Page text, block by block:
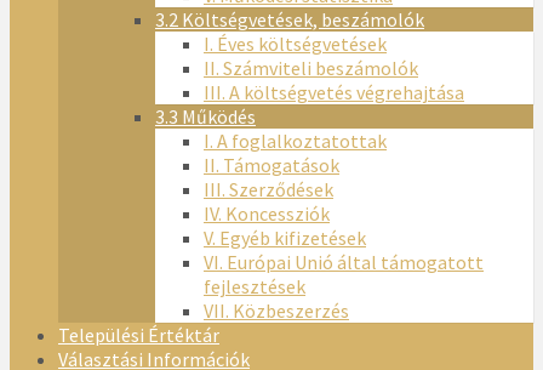
3.2 Költségvetések, beszámolók
I. Éves költségvetések
II. Számviteli beszámolók
III. A költségvetés végrehajtása
3.3 Működés
I. A foglalkoztatottak
II. Támogatások
III. Szerződések
IV. Koncessziók
V. Egyéb kifizetések
VI. Európai Unió által támogatott
fejlesztések
VII. Közbeszerzés
Települési Értéktár
Választási Információk